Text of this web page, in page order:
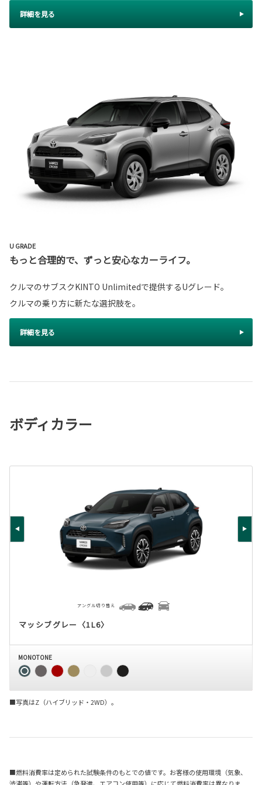
詳細を見る
U GRADE
もっと合理的で、ずっと安心なカーライフ。
クルマのサブスクKINTO Unlimitedで提供するUグレード。
クルマの乗り方に新たな選択肢を。
詳細を見る
ボディカラー
マッシブグレー〈1L6〉
アングル切り替え
MONOTONE
■写真はZ（ハイブリッド・2WD）。
■燃料消費率は定められた試験条件のもとでの値です。お客様の使用環境（気象、
渋滞等）や運転方法（急発進、エアコン使用等）に応じて燃料消費率は異なりま